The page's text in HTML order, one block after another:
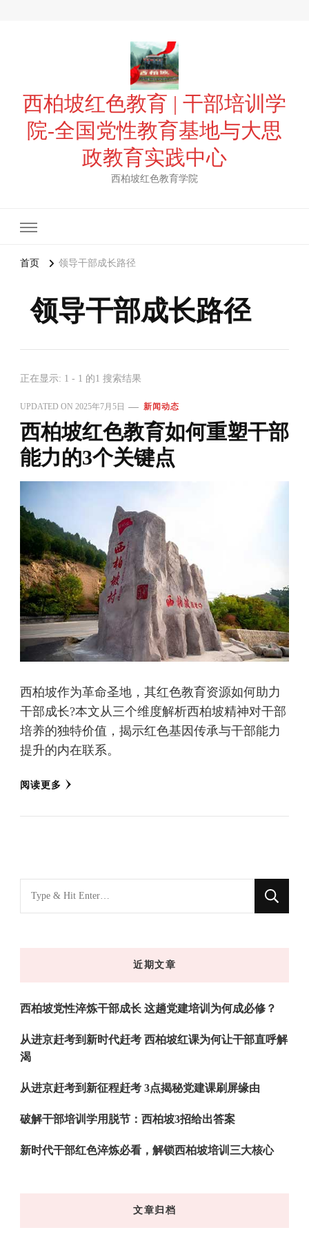
西柏坡红色教育 | 干部培训学
院-全国党性教育基地与大思
政教育实践中心
西柏坡红色教育学院
首页 领导干部成长路径
领导干部成长路径
正在显示: 1 - 1 的1 搜索结果
UPDATED ON 2025年7月5日 新闻动态
西柏坡红色教育如何重塑干部
能力的3个关键点
西柏坡作为革命圣地，其红色教育资源如何助力
干部成长?本文从三个维度解析西柏坡精神对干部
培养的独特价值，揭示红色基因传承与干部能力
提升的内在联系。
阅读更多
什
近期文章
西柏坡党性淬炼干部成长 这趟党建培训为何成必修？
从进京赶考到新时代赶考 西柏坡红课为何让干部直呼解
渴
从进京赶考到新征程赶考 3点揭秘党建课刷屏缘由
破解干部培训学用脱节：西柏坡3招给出答案
新时代干部红色淬炼必看，解锁西柏坡培训三大核心
文章归档